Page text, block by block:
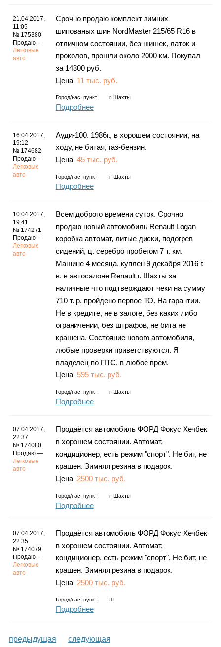
21.04.2017,
11:05
№ 175380
Продаю —
Легковые
авто
Срочно продаю комплект зимних
шипованых шин NordMaster 215/65 R16 в
отличном состоянии, без шишек, латок и
проколов, прошли около 2000 км. Покупал
за 14800 руб.
Цена: 11 тыс. руб.
Город/нас. пункт: г. Шахты
Подробнее
16.04.2017,
19:12
№ 174682
Продаю —
Легковые
авто
Ауди-100. 1986г., в хорошем состоянии, на
ходу, не битая, газ-бензин.
Цена: 45 тыс. руб.
Город/нас. пункт: г. Шахты
Подробнее
10.04.2017,
19:41
№ 174271
Продаю —
Легковые
авто
Всем доброго времени суток. Срочно
продаю новый автомобиль Renault Logan
коробка автомат, литые диски, подогрев
сидений, ц. серебро пробегом 7 т. км.
Машине 4 месяца, куплен 9 декабря 2016 г.
в. в автосалоне Renault г. Шахты за
наличные что подтверждают чеки на сумму
710 т. р. пройдено первое ТО. На гарантии.
Не в кредите, не в залоге, без каких либо
ограничений, без штрафов, не бита не
крашена, Состояние нового автомобиля,
любые проверки приветствуются. Я
владелец по ПТС, в любое врем.
Цена: 595 тыс. руб.
Город/нас. пункт: г. Шахты
Подробнее
07.04.2017,
22:37
№ 174080
Продаю —
Легковые
авто
Продаётся автомобиль ФОРД Фокус Хечбек
в хорошем состоянии. Автомат,
кондиционер, есть режим "спорт". Не бит, не
крашен. Зимняя резина в подарок.
Цена: 2500 тыс. руб.
Город/нас. пункт: г. Шахты
Подробнее
07.04.2017,
22:35
№ 174079
Продаю —
Легковые
авто
Продаётся автомобиль ФОРД Фокус Хечбек
в хорошем состоянии. Автомат,
кондиционер, есть режим "спорт". Не бит, не
крашен. Зимняя резина в подарок.
Цена: 2500 тыс. руб.
Город/нас. пункт:
Подробнее
предыдущая следующая